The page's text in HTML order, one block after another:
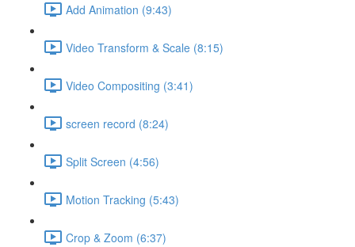
Add Animation (9:43)
Video Transform & Scale (8:15)
Video Compositing (3:41)
screen record (8:24)
Split Screen (4:56)
Motion Tracking (5:43)
Crop & Zoom (6:37)